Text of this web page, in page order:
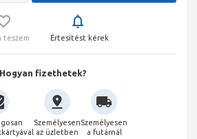
teszem Értesítést kérek
Hogyan fizethetek?
Személyesen
az üzletben
Személyesen
a futárnál